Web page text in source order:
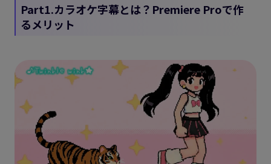
Part1.カラオケ字幕とは？Premiere Proで作
るメリット